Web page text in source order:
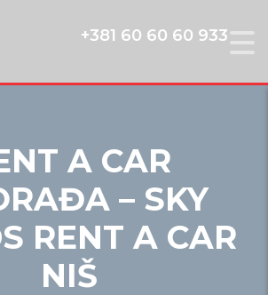
+381 60 60 60 933
A CAR
– SKY
RENT A CAR
NIŠ